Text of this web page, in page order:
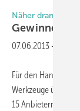
Näher dran. MEhr
Gewinnen
07.06.2013 -
Für den
Werk­zeuge
15 Anbietern